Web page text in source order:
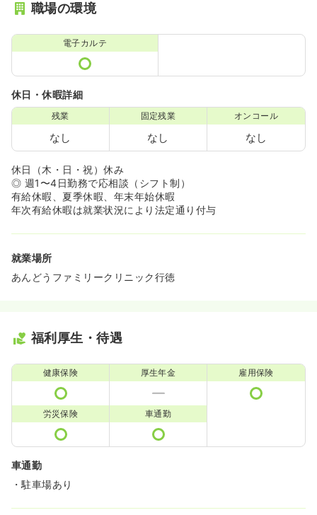
職場の環境
電子カルテ
休日・休暇詳細
残業
なし
固定残業
なし
オンコール
なし
休日（木・日・祝）休み
◎ 週1〜4日勤務で応相談（シフト制）
有給休暇、夏季休暇、年末年始休暇
年次有給休暇は就業状況により法定通り付与
就業場所
あんどうファミリークリニック行徳
福利厚生・待遇
健康保険 厚生年金 雇用保険
労災保険 車通勤
車通勤
・駐車場あり